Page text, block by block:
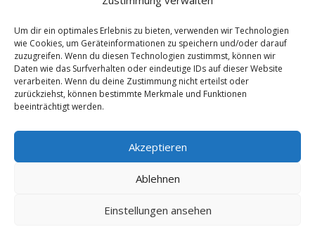
Um dir ein optimales Erlebnis zu bieten, verwenden wir Technologien
wie Cookies, um Geräteinformationen zu speichern und/oder darauf
zuzugreifen. Wenn du diesen Technologien zustimmst, können wir
Daten wie das Surfverhalten oder eindeutige IDs auf dieser Website
verarbeiten. Wenn du deine Zustimmung nicht erteilst oder
zurückziehst, können bestimmte Merkmale und Funktionen
beeinträchtigt werden.
Akzeptieren
Ablehnen
Einstellungen ansehen
1.6
Positive Argumente der angebotenen
Versicherung in Deggendorf:
1.6.1Überschaubare Optionen mit
Betreuung:
No tags for this post.
Copyright 2026 by digi-versicherung.de - Versicherung in der Nähe |